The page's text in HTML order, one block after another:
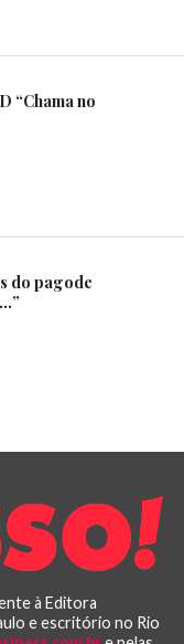
“Chama no
do pagode
à Editora
e escritório no Rio